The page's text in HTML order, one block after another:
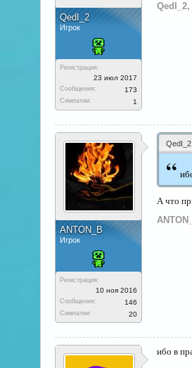
QedI_2
Игрок
Регистрация:
23 июл 2017
Сообщения: 173
Симпатии: 1
QedI_2,
ANTON_B
Игрок
Регистрация:
10 ноя 2016
Сообщения: 146
Симпатии: 20
“
А что
ибо в